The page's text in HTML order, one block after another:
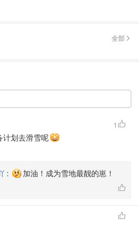
两种选择，它们有着一些不同之
，没有分隔。适合注重速度和灵活
多。
摔，爱耍酷，喜欢玩花样的人群
全部
计划去滑雪呢
1
: 加油！成为雪地最靓的崽！